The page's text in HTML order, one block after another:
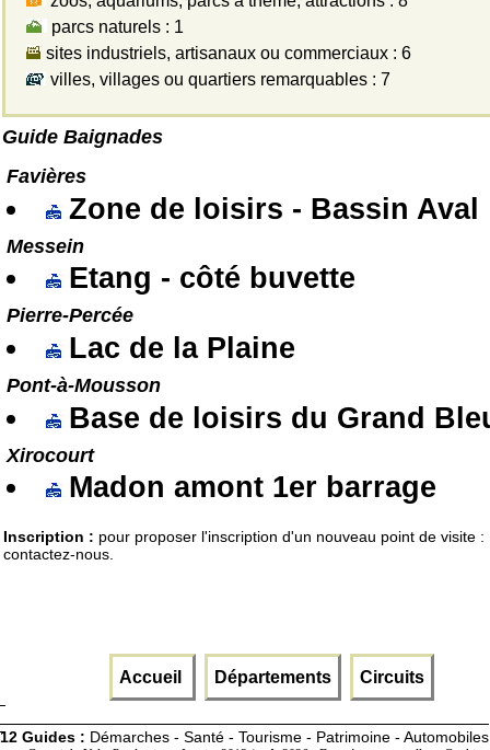
parcs naturels : 1
sites industriels, artisanaux ou commerciaux : 6
villes, villages ou quartiers remarquables : 7
Guide Baignades
Favières
Zone de loisirs - Bassin Aval
Messein
Etang - côté buvette
Pierre-Percée
Lac de la Plaine
Pont-à-Mousson
Base de loisirs du Grand
Xirocourt
Madon amont 1er barrage
Inscription : pour proposer l'inscription d'un nouveau point de visite :
contactez-nous.
Accueil Départements Circuits
12 Guides : Démarches - Santé - Tourisme - Patrimoine - Automobiles